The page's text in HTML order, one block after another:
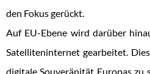
den Fokus gerückt.
Auf EU-Ebene wird darüber
Satelliteninternet gearbeitet.
digitale Souveränität Europas zu